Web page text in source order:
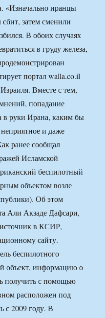
«Изначально иранцы
затем сменили
В обоих случаях
в груду железа,
портал walla.co.il
Вместе с тем,
попадание
в руки Ирана, каким бы
и даже
ранее сообщал
Исламской
беспилотный
объектом возле
Об этом
Али Акзаде Дафсари,
в КСИР,
сайту.
беспилотного
объект, информацию о
получить с помощью
расположен под
с 2009 году. В